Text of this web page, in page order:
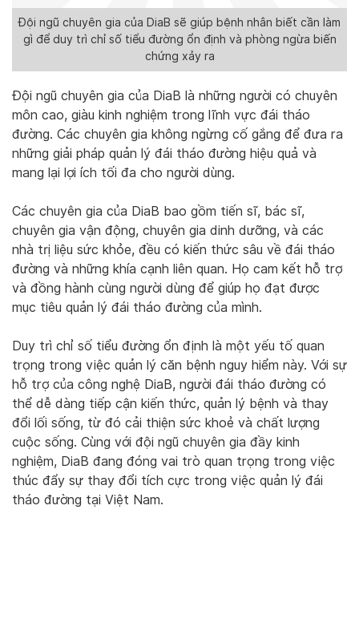
Đội ngũ chuyên gia của DiaB sẽ giúp bệnh nhân biết cần làm
gì để duy trì chỉ số tiểu đường ổn định và phòng ngừa biến
chứng xảy ra
Đội ngũ chuyên gia của DiaB là những người có chuyên
môn cao, giàu kinh nghiệm trong lĩnh vực đái tháo
đường. Các chuyên gia không ngừng cố gắng để đưa ra
những giải pháp quản lý đái tháo đường hiệu quả và
mang lại lợi ích tối đa cho người dùng.
Các chuyên gia của DiaB bao gồm tiến sĩ, bác sĩ,
chuyên gia vận động, chuyên gia dinh dưỡng, và các
nhà trị liệu sức khỏe, đều có kiến thức sâu về đái tháo
đường và những khía cạnh liên quan. Họ cam kết hỗ trợ
và đồng hành cùng người dùng để giúp họ đạt được
mục tiêu quản lý đái tháo đường của mình.
Duy trì chỉ số tiểu đường ổn định là một yếu tố quan
trọng trong việc quản lý căn bệnh nguy hiểm này. Với sự
hỗ trợ của công nghệ DiaB, người đái tháo đường có
thể dễ dàng tiếp cận kiến thức, quản lý bệnh và thay
đổi lối sống, từ đó cải thiện sức khoẻ và chất lượng
cuộc sống. Cùng với đội ngũ chuyên gia đầy kinh
nghiệm, DiaB đang đóng vai trò quan trọng trong việc
thúc đẩy sự thay đổi tích cực trong việc quản lý đái
tháo đường tại Việt Nam.